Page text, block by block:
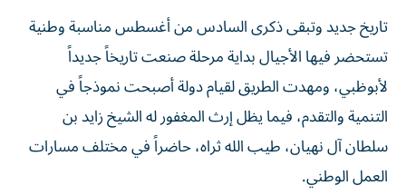
تاريخ جديد وتبقى ذكرى السادس من أغسطس مناسبة وطنية
تستحضر فيها الأجيال بداية مرحلة صنعت تاريخاً جديداً
لأبوظبي، ومهدت الطريق لقيام دولة أصبحت نموذجاً في
التنمية والتقدم، فيما يظل إرث المغفور له الشيخ زايد بن
سلطان آل نهيان، طيب الله ثراه، حاضراً في مختلف مسارات
العمل الوطني.